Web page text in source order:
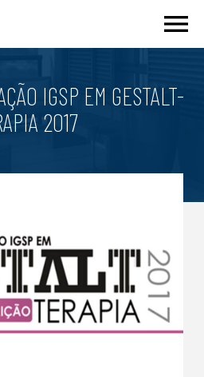
menu
IGSP EM GESTALT-
2017